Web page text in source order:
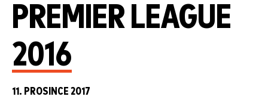
PREMIER LEAGUE
2016
11. PROSINCE 2017